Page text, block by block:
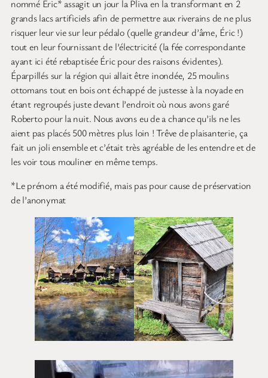
nommé Éric* assagit un jour la Pliva en la transformant en 2
grands lacs artificiels afin de permettre aux riverains de ne plus
risquer leur vie sur leur pédalo (quelle grandeur d’âme, Éric !)
tout en leur fournissant de l’électricité (la fée correspondante
ayant ici été rebaptisée Éric pour des raisons évidentes).
Éparpillés sur la région qui allait être inondée, 25 moulins
ottomans tout en bois ont échappé de justesse à la noyade en
étant regroupés juste devant l’endroit où nous avons garé
Roberto pour la nuit. Nous avons eu de a chance qu’ils ne les
aient pas placés 500 mètres plus loin ! Trêve de plaisanterie, ça
fait un joli ensemble et c’était très agréable de les entendre et de
les voir tous mouliner en même temps.
*Le prénom a été modifié, mais pas pour cause de préservation
de l’anonymat